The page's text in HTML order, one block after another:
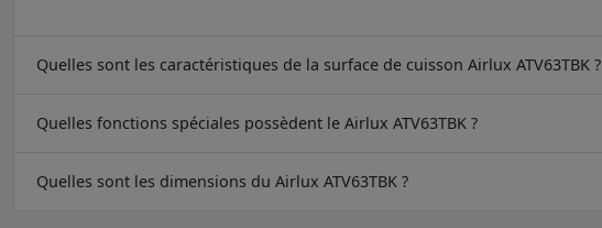
Quelles sont les caractéristiques de la surface de cuisson Airlux ATV63TBK ?
Quelles fonctions spéciales possèdent le Airlux ATV63TBK ?
Quelles sont les dimensions du Airlux ATV63TBK ?